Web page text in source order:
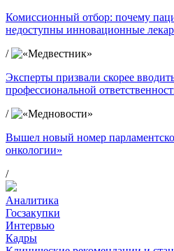
Комиссионный отбор: почему
недоступны инновационные
/
Эксперты призвали скорее
профессиональной
/
Вышел новый номер
онкологии»
/
Аналитика
Госзакупки
Интервью
Кадры